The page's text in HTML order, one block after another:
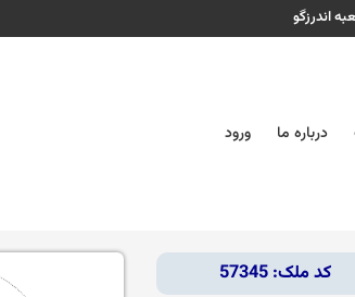
اندرزگو
درباره ما ورود
کد ملک: 57345